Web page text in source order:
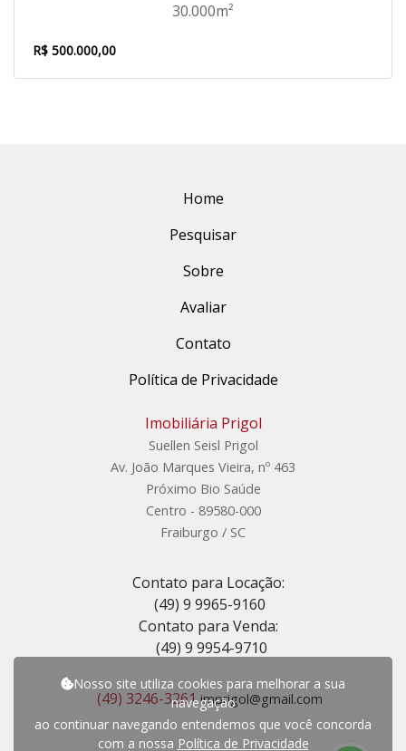
30.000m²
R$ 500.000,00
Nosso site utiliza cookies para melhorar a sua
navegação
ao continuar navegando entendemos que você concorda
com a nossa Política de Privacidade
Home
Pesquisar
Sobre
Avaliar
Contato
Política de Privacidade
Imobiliária Prigol
Suellen Seisl Prigol
Av. João Marques Vieira, nº 463
Próximo Bio Saúde
Centro - 89580-000
Fraiburgo / SC
Contato para Locação:
(49) 9 9965-9160
Contato para Venda:
(49) 9 9954-9710
(49) 3246-3261imprigol@gmail.com